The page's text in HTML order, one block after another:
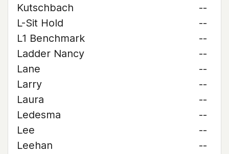
Kutschbach
--
L-Sit Hold
--
L1 Benchmark
--
Ladder Nancy
--
Lane
--
Larry
--
Laura
--
Ledesma
--
Lee
--
Leehan
--